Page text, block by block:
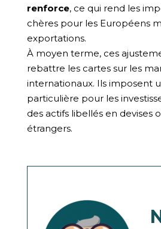
renforce, ce qui rend les
chères pour les Européens
exportations.
À moyen terme, ces
rebattre les cartes sur les
internationaux. Ils imposent
particulière pour les
des actifs libellés en devises
étrangers.